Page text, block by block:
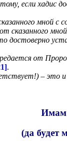
если
мной
сказанного
достоверно
от
.
– это
Имам
(да будет